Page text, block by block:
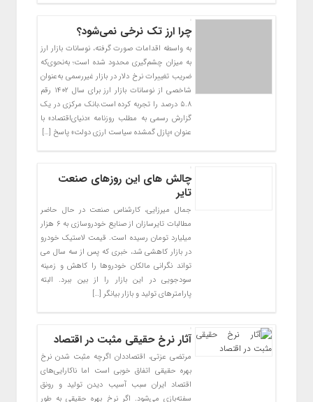
چرا ارز تک نرخی نمی‌شود؟
به واسطه اقدامات صورت گرفته، نوسانات بازار ارز
به میزان چشم‌گیری محدود شده است؛ به‌نحوی‌که
ضریب تغییرات نرخ دلار در بازار غیررسمی به‌عنوان
شاخصی از نوسانات بازار ارز برای سال ۱۴۰۲ رقم
۵.۸ درصد را تجربه کرده است.بانک مرکزی در یک
گزارش رسمی به مطلب روزنامه «دنیای‌اقتصاد» با
عنوان «پازل گمشده سیاست ارزی دولت» پاسخ […]
چالش های این روزهای صنعت
تایر
جمال میرزایی، کارشناس صنعت در حال حاضر
مطالبات تایرسازان از صنایع خودروسازی به ۶ هزار
میلیارد تومان رسیده است. قیمت لاستیک خودرو
در بازار کاهشی شد، خبری که پس از سه سال می
تواند نگرانی مالکان خودروها را کاهش و زمینه
سودجویی در این بازار را از بین ببرد. البته
پارامترهای تولید و بازار بیانگر […]
آثار نرخ حقیقی مثبت در اقتصاد
مرتضی عزتی، اقتصاددان اگرچه مثبت شدن نرخ
بهره حقیقی اتفاق خوبی است اما ناکارایی‌های
اقتصاد ایران سبب آسیب دیدن تولید و رونق
سفته‌بازی می‌شود. اگر نرخ بهره حقیقی به طور